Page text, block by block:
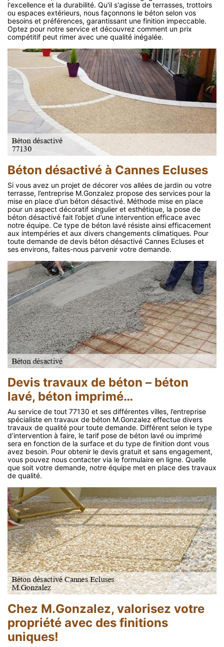
l'excellence et la durabilité. Qu'il s'agisse de terrasses, trottoirs
ou espaces extérieurs, nous façonnons le béton selon vos
besoins et préférences, garantissant une finition impeccable.
Optez pour notre service et découvrez comment un prix
compétitif peut rimer avec une qualité inégalée.
Béton désactivé à Cannes Ecluses
Si vous avez un projet de décorer vos allées de jardin ou votre
terrasse, l’entreprise M.Gonzalez propose des services pour la
mise en place d’un béton désactivé. Méthode mise en place
pour un aspect décoratif singulier et esthétique, la pose de
béton désactivé fait l’objet d’une intervention efficace avec
notre équipe. Ce type de béton lavé résiste ainsi efficacement
aux intempéries et aux divers changements climatiques. Pour
toute demande de devis béton désactivé Cannes Ecluses et
ses environs, faites-nous parvenir votre demande.
Devis travaux de béton – béton
lavé, béton imprimé…
Au service de tout 77130 et ses différentes villes, l’entreprise
spécialiste en travaux de béton M.Gonzalez effectue divers
travaux de qualité pour toute demande. Différent selon le type
d’intervention à faire, le tarif pose de béton lavé ou imprimé
sera en fonction de la surface et du type de finition dont vous
avez besoin. Pour obtenir le devis gratuit et sans engagement,
vous pouvez nous contacter via le formulaire en ligne. Quelle
que soit votre demande, notre équipe met en place des travaux
de qualité.
Chez M.Gonzalez, valorisez votre
propriété avec des finitions
uniques!